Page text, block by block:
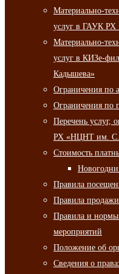
Материально-
услуг в ГАУК
Материально-
услуг в КИЗе-
Кадышева»
Ограничения по
Ограничения по
Перечень услуг,
РХ «НЦНТ им.
Стоимость
Правила
Правила продажи
Правила и нормы
мероприятий
Положение об
Сведения о